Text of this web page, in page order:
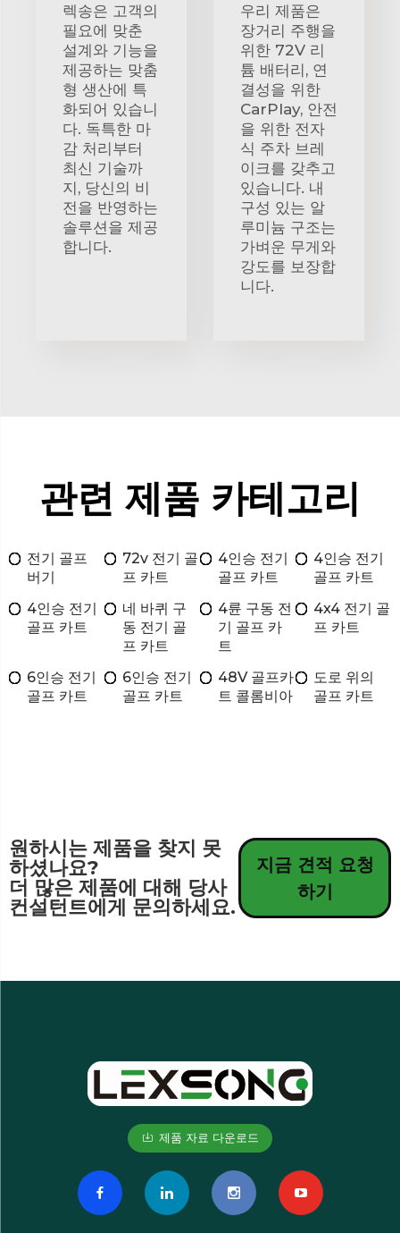
렉송은 고객의
필요에 맞춘
설계와 기능을
제공하는 맞춤
형 생산에 특
화되어 있습니
다. 독특한 마
감 처리부터
최신 기술까
지, 당신의 비
전을 반영하는
솔루션을 제공
합니다.
우리 제품은
장거리 주행을
위한 72V 리
튬 배터리, 연
결성을 위한
CarPlay, 안전
을 위한 전자
식 주차 브레
이크를 갖추고
있습니다. 내
구성 있는 알
루미늄 구조는
가벼운 무게와
강도를 보장합
니다.
관련 제품 카테고리
전기 골프
버기
72v 전기 골
프 카트
4인승 전기
골프 카트
4인승 전기
골프 카트
4인승 전기
골프 카트
네 바퀴 구
동 전기 골
프 카트
4륜 구동 전
기 골프 카
트
4x4 전기 골
프 카트
6인승 전기
골프 카트
6인승 전기
골프 카트
48V 골프카
트 콜롬비아
도로 위의
골프 카트
원하시는 제품을 찾지 못
하셨나요?
더 많은 제품에 대해 당사
컨설턴트에게 문의하세요.
지금 견적 요청
하기
제품 자료 다운로드